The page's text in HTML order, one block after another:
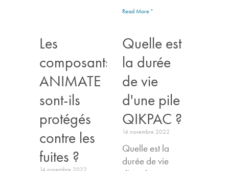
Read More "
Les
composants
ANIMATE
sont-ils
protégés
contre les
fuites ?
Quelle est
la durée
de vie
d'une pile
QIKPAC ?
14 novembre 2022
Quelle est la
durée de vie